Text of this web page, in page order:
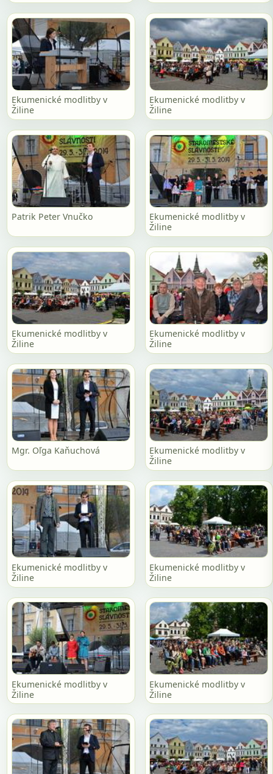
Ekumenické modlitby v
Žiline
Ekumenické modlitby v
Žiline
Patrik Peter Vnučko
Ekumenické modlitby v
Žiline
Ekumenické modlitby v
Žiline
Ekumenické modlitby v
Žiline
Mgr. Oľga Kaňuchová
Ekumenické modlitby v
Žiline
Ekumenické modlitby v
Žiline
Ekumenické modlitby v
Žiline
Ekumenické modlitby v
Žiline
Ekumenické modlitby v
Žiline